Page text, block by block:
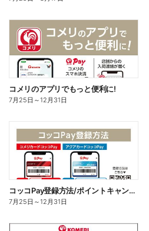
コメリのアプリでもっと便利に!
7月25日 ～12月31日
コッコPay登録方法/ポイントキャンペーン応募方法
7月25日 ～12月31日